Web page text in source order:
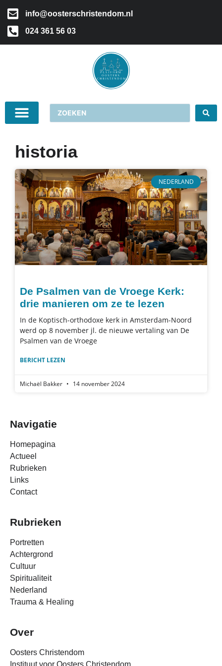
info@oosterschristendom.nl
024 361 56 03
historia
NEDERLAND
De Psalmen van de Vroege Kerk:
drie manieren om ze te lezen
In de Koptisch-orthodoxe kerk in Amsterdam-Noord
werd op 8 november jl. de nieuwe vertaling van De
Psalmen van de Vroege
BERICHT LEZEN
Michaël Bakker 14 november 2024
Navigatie
Homepagina
Actueel
Rubrieken
Links
Contact
Rubrieken
Portretten
Achtergrond
Cultuur
Spiritualiteit
Nederland
Trauma & Healing
Over
Oosters Christendom
Instituut voor Oosters Christendom